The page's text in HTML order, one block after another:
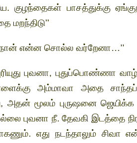
குழந்தைகள் பாசத்துக்கு
மறந்திடு’’
நான் என்ன சொல்ல வர்றேனா…’’
புவனா,
அம்மாவா அதை
அதன் மூலம் புருஷனை
புவனா நீ. தேவகி இடத்தை
எது நடந்தாலும் சிவா